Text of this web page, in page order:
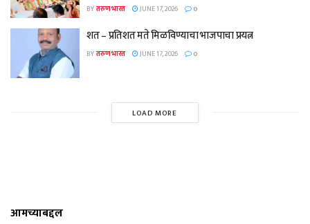
BYतरुण भारत JUNE 17, 2026 0
शत – प्रतिशत मते मिळविण्याचा भाजपाचा प्रयत्न
BYतरुण भारत JUNE 17, 2026 0
LOAD MORE
आमच्याबद्दल